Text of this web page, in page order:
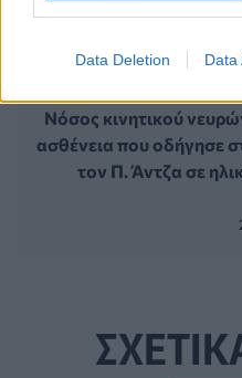
Data Deletion Data
καρκίνο
Νόσος κινητικού
ασθένεια που οδήγησε
τον Π. Άντζα σε